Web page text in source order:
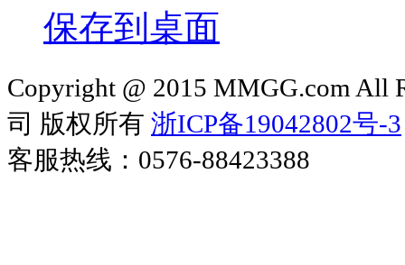
保存到桌面
Copyright @ 2015 MMGG.com All
司 版权所有 浙ICP备19042802号-3
客服热线：0576-88423388